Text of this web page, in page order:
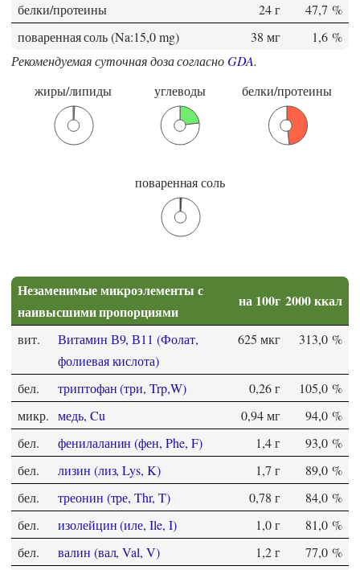
белки/протеины
24 г
47,7 %
поваренная соль (Na:15,0 mg)
38 мг
1,6 %
Рекомендуемая суточная доза согласноGDA.
жиры/липиды
углеводы белки/протеины
поваренная соль
Незаменимые микроэлементы с
наивысшими пропорциями
на 100г 2000 ккал
вит.
Витамин В9, В11 (Фолат,
фолиевая кислота)
625 мкг 313,0 %
бел. триптофан (три, Trp,W) 0,26 г
105,0 %
микр. медь, Cu 0,94 мг
94,0 %
бел.
фенилаланин (фен, Phe, F) 1,4 г
93,0 %
бел.
лизин (лиз, Lys, K) 1,7 г
89,0 %
бел.
треонин (тре, Thr, T) 0,78 г
84,0 %
бел.
изолейцин (иле, Ile, I) 1,0 г
81,0 %
бел.
валин (вал, Val, V) 1,2 г
77,0 %